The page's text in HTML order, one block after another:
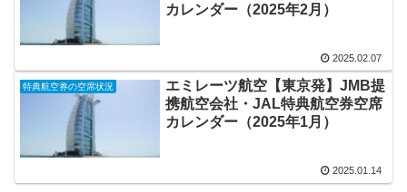
カレンダー（2025年2月）
2025.02.07
特典航空券の空席状況
エミレーツ航空【東京発】JMB提
携航空会社・JAL特典航空券空席
カレンダー（2025年1月）
2025.01.14